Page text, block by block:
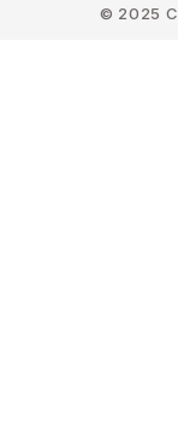
© 2025